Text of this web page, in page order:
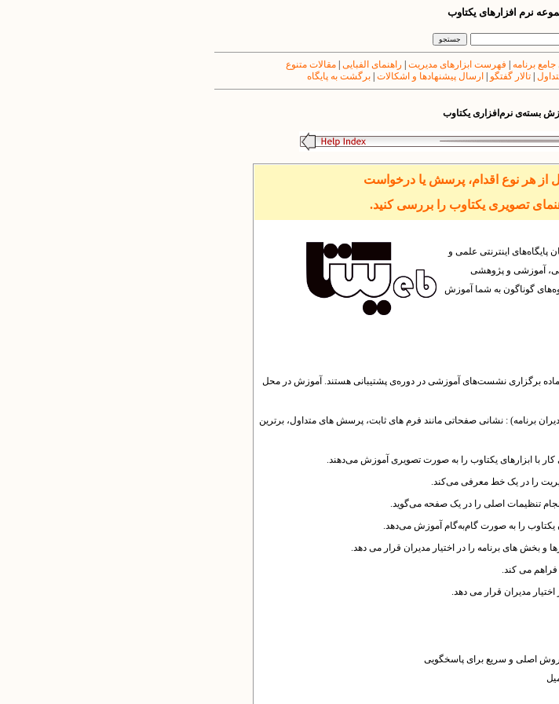
نرم افزارهای یکتاوب
جامع برنامه فهرست ابزارهای مدیریت راهنمای الفبایی |مقالات متنوع
تالار گفتگو ارسال پیشنهادها و اشکالات برگشت به پایگاه
بسته‌ی نرم‌افزاری یکتاوب
از هر نوع اقدام، پرسش یا درخواست
تصویری یکتاوب را بررسی کنید.
اینترنتی علمی و
آموزشی و پژوهشی
گوناگون به شما آموزش
برگزاری نشست‌های آموزشی در دوره‌ی پشتیبانی هستند. آموزش در محل
برنامه) : نشانی صفحاتی مانند فرم های ثابت، پرسش های متداول، برترین
با ابزارهای یکتاوب را به صورت تصویری آموزش می‌دهند.
را در یک خط معرفی می‌کند.
تنظیمات اصلی را در یک صفحه می‌گوید.
یکتاوب را به صورت گام‌به‌گام آموزش می‌دهد.
و بخش های برنامه را در اختیار مدیران قرار می دهد.
فراهم می کند.
مدیران قرار می دهد.
روش اصلی و سریع برای پاسخگویی